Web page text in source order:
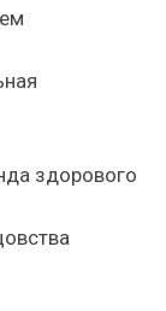
здорового